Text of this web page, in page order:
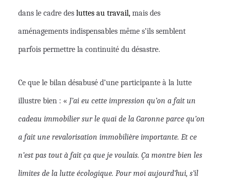
dans le cadre des luttes au travail, mais des
aménagements indispensables même s’ils semblent
parfois permettre la continuité du désastre.
Ce que le bilan désabusé d’une participante à la lutte
illustre bien : « J’ai eu cette impression qu’on a fait un
cadeau immobilier sur le quai de la Garonne parce qu’on
a fait une revalorisation immobilière importante. Et ce
n’est pas tout à fait ça que je voulais. Ça montre bien les
limites de la lutte écologique. Pour moi aujourd’hui, s’il